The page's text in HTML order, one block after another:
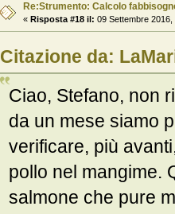
Re:Strumento: Calcolo
« Risposta #18 il: 09 Settembre 2016,
Citazione da:
Ciao, Stefano, non
da un mese siamo
verificare, più
pollo nel mangime.
salmone che pure